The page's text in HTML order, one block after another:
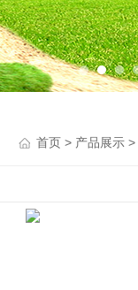
首页 > 产品展示 >